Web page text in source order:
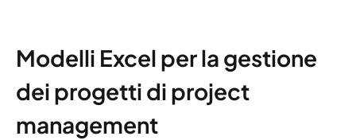
Modelli Excel per la gestione
dei progetti di project
management